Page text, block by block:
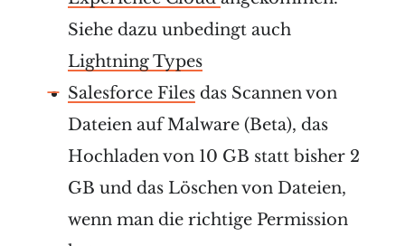
Siehe dazu unbedingt auch
Lightning Types
Salesforce Files das Scannen von
Dateien auf Malware (Beta), das
Hochladen von 10 GB statt bisher 2
GB und das Löschen von Dateien,
wenn man die richtige Permission